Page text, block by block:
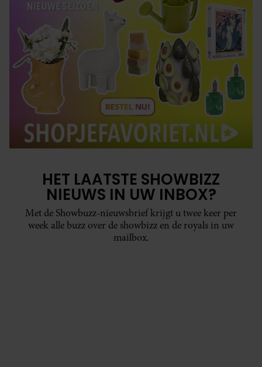
HET LAATSTE SHOWBIZZ
NIEUWS IN UW INBOX?
Met de Showbuzz-nieuwsbrief krijgt u twee keer per
week alle buzz over de showbizz en de royals in uw
mailbox.